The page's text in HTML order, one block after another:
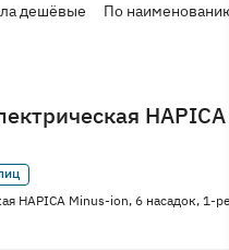
дешёвые По
HAPICA
HAPICA Minus-ion, 6 насадок, 1-